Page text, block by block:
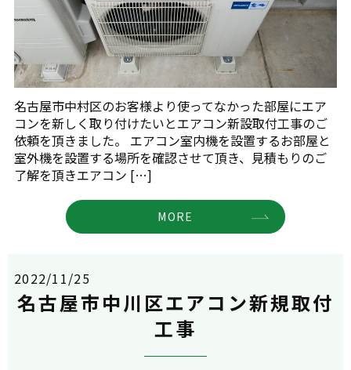
名古屋市中村区のお客様より使ってなかった部屋にエア
コンを新しく取り付けたいとエアコン新設取付工事のご
依頼を頂きました。 エアコン室内機を設置するお部屋と
室外機を設置する場所を確認させて頂き、見積もりのご
了解を頂きエアコン […]
MORE
2022/11/25
名古屋市中川区エアコン新規取付
工事